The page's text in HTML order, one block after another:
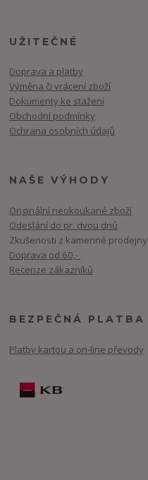
UŽITEČNÉ
Doprava a platby
Výměna či vrácení zboží
Dokumenty ke stažení
Obchodní podmínky
Ochrana osobních údajů
NAŠE VÝHODY
Originální neokoukané zboží
Odeslání do pr. dvou dnů
Zkušenosti z kamenné prodejny
Doprava od 60,-
Recenze zákazníků
BEZPEČNÁ PLATBA
Platby kartou a on-line převody